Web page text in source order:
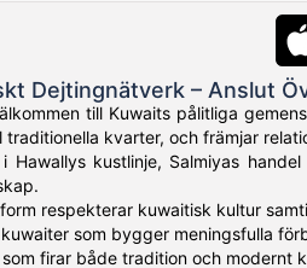
Dejtingnätverk – Anslut
till Kuwaits pålitliga
kvarter, och främjar
Hawallys kustlinje, Salmiyas
respekterar kuwaitisk kultur
som bygger meningsfulla
firar både tradition och modernt